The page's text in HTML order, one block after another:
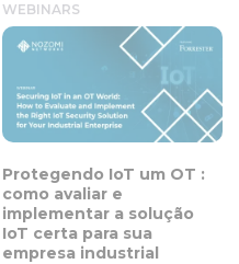
WEBINARS
Protegendo IoT um OT :
como avaliar e
implementar a solução
IoT certa para sua
empresa industrial